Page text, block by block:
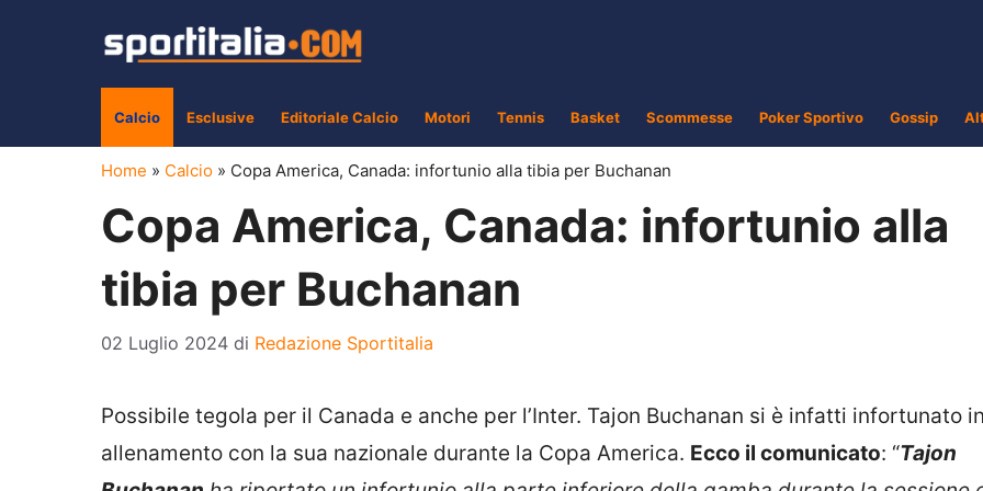
Calcio Esclusive Editoriale Calcio Motori Tennis Basket Scommesse Poker Sportivo Gossip
Home » Calcio » Copa America, Canada: infortunio alla tibia per Buchanan
Copa America, Canada: infortunio alla
tibia per Buchanan
02 Luglio 2024 di Redazione Sportitalia
Possibile tegola per il Canada e anche per l’Inter. Tajon Buchanan si è infatti infortunato in
allenamento con la sua nazionale durante la Copa America. Ecco il comunicato: “Tajon